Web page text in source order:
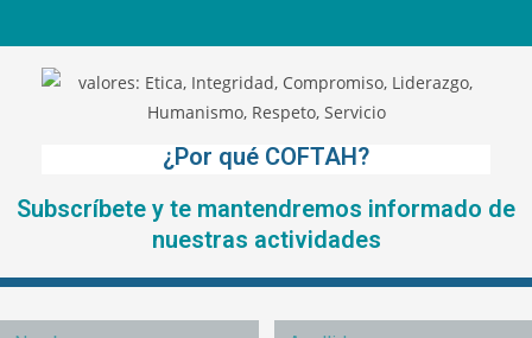
¿Por qué COFTAH?
Subscríbete y te mantendremos informado de
nuestras actividades